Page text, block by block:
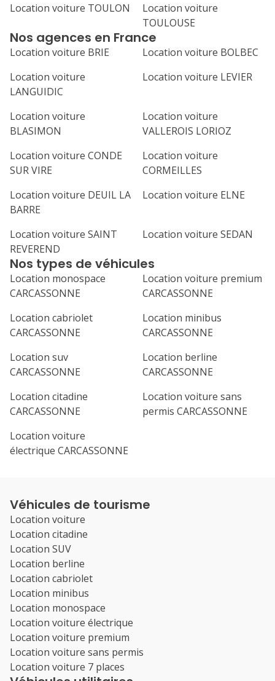
Location voiture TOULON
Location voiture
TOULOUSE
Nos agences en France
Location voiture BRIE
Location voiture BOLBEC
Location voiture
LANGUIDIC
Location voiture LEVIER
Location voiture
BLASIMON
Location voiture
VALLEROIS LORIOZ
Location voiture CONDE
SUR VIRE
Location voiture
CORMEILLES
Location voiture DEUIL LA
BARRE
Location voiture ELNE
Location voiture SAINT
REVEREND
Location voiture SEDAN
Nos types de véhicules
Location monospace
CARCASSONNE
Location voiture premium
CARCASSONNE
Location cabriolet
CARCASSONNE
Location minibus
CARCASSONNE
Location suv
CARCASSONNE
Location berline
CARCASSONNE
Location citadine
CARCASSONNE
Location voiture sans
permis CARCASSONNE
Location voiture
électrique CARCASSONNE
Véhicules de tourisme
Location voiture
Location citadine
Location SUV
Location berline
Location cabriolet
Location minibus
Location monospace
Location voiture électrique
Location voiture premium
Location voiture sans permis
Location voiture 7 places